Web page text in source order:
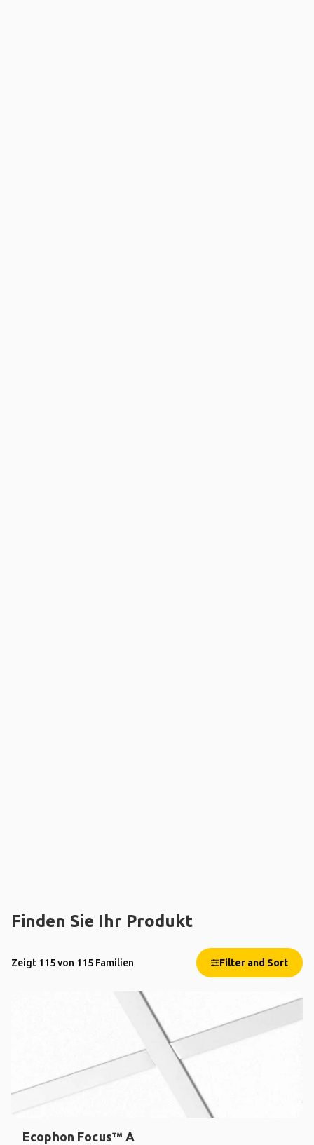
Finden Sie Ihr Produkt
Zeigt 115 von 115 Familien Filter and Sort
Ecophon Focus™ A